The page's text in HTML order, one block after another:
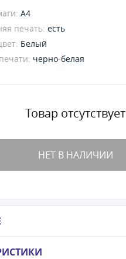
А4
печать: есть
Белый
черно-белая
Товар отсутствует
НЕТ В НАЛИЧИИ